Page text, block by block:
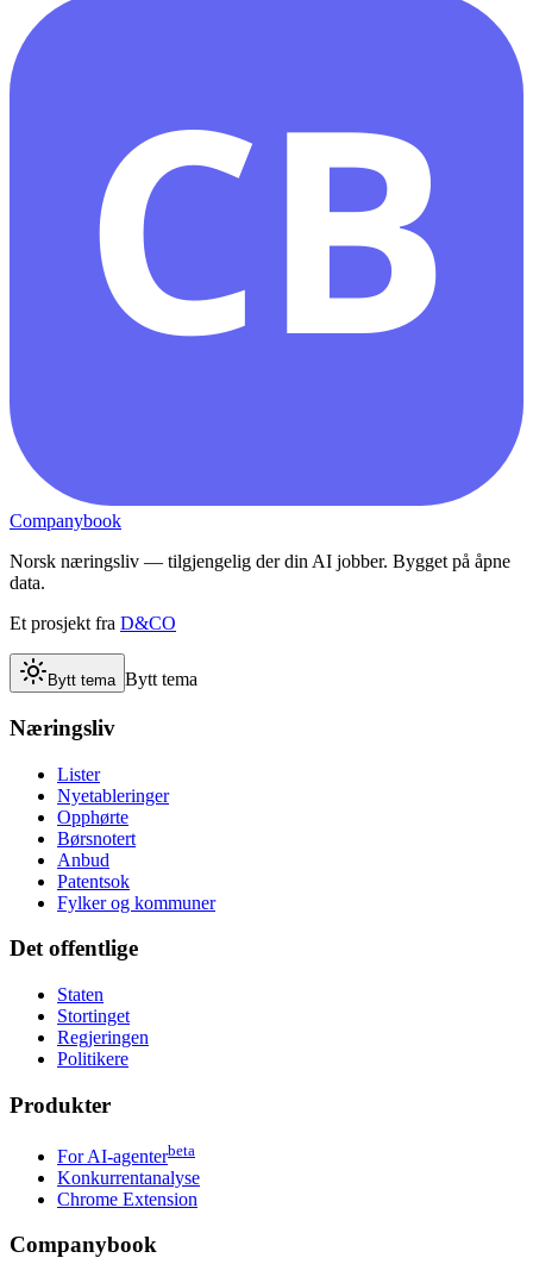
CB
Companybook
Norsk næringsliv — tilgjengelig der din AI jobber. Bygget på åpne
data.
Et prosjekt fra D&CO
Bytt tema Bytt tema
Næringsliv
Lister
Nyetableringer
Opphørte
Børsnotert
Anbud
Patentsok
Fylker og kommuner
Det offentlige
Staten
Stortinget
Regjeringen
Politikere
Produkter
For AI-agenterbeta
Konkurrentanalyse
Chrome Extension
Companybook